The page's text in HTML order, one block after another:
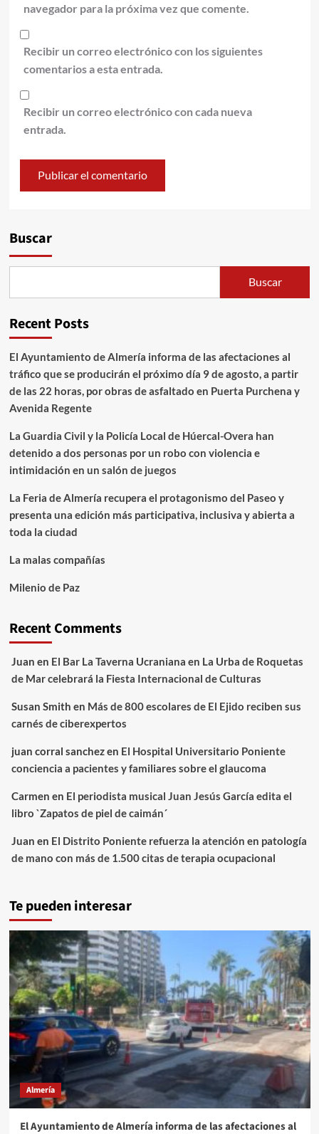
navegador para la próxima vez que comente.
Recibir un correo electrónico con los siguientes
comentarios a esta entrada.
Recibir un correo electrónico con cada nueva
entrada.
Buscar
Buscar
Recent Posts
El Ayuntamiento de Almería informa de las afectaciones al
tráfico que se producirán el próximo día 9 de agosto, a partir
de las 22 horas, por obras de asfaltado en Puerta Purchena y
Avenida Regente
La Guardia Civil y la Policía Local de Húercal-Overa han
detenido a dos personas por un robo con violencia e
intimidación en un salón de juegos
La Feria de Almería recupera el protagonismo del Paseo y
presenta una edición más participativa, inclusiva y abierta a
toda la ciudad
La malas compañías
Milenio de Paz
Recent Comments
Juan en El Bar La Taverna Ucraniana en La Urba de Roquetas
de Mar celebrará la Fiesta Internacional de Culturas
Susan Smith en Más de 800 escolares de El Ejido reciben sus
carnés de ciberexpertos
juan corral sanchezen El Hospital Universitario Poniente
conciencia a pacientes y familiares sobre el glaucoma
Carmen en El periodista musical Juan Jesús García edita el
libro `Zapatos de piel de caimán´
Juan en El Distrito Poniente refuerza la atención en patología
de mano con más de 1.500 citas de terapia ocupacional
Te pueden interesar
Almería
El Ayuntamiento de Almería informa de las afectaciones al